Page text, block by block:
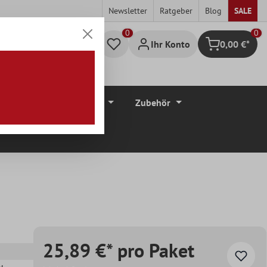
Newsletter Ratgeber Blog SALE
Ihr Konto Warenkorb
0
0,00 €*
Zubehör
25,89 €* pro Paket